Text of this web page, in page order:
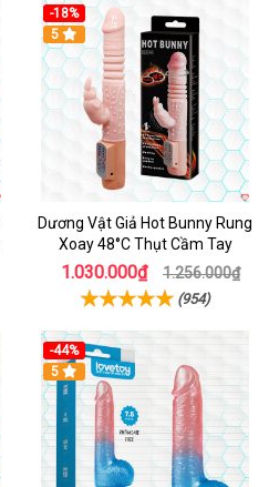
-18%
Hot
5
Dương Vật Giả Hot Bunny Rung
Xoay 48°C Thụt Cầm Tay
1.030.000₫ 1.256.000₫
(954)
-44%
Hot
5